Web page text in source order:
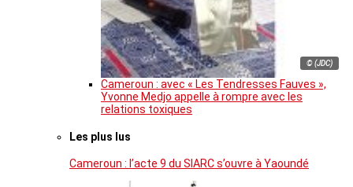
© (JDC)
Cameroun : avec « Les Tendresses Fauves »,
Yvonne Medjo appelle à rompre avec les
relations toxiques
Les plus lus
Cameroun : l’acte 9 du SIARC s’ouvre à Yaoundé